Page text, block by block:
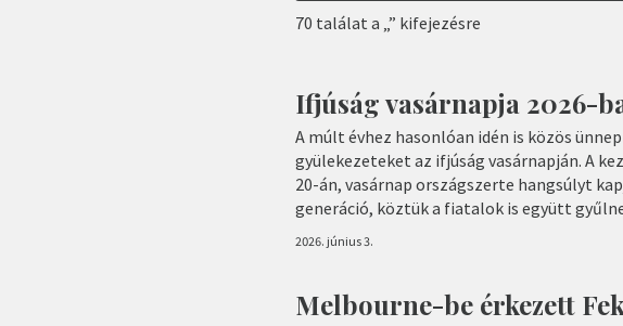
70 találat a „” kifejezésre
Ifjúság vasárnapja 2026-
A múlt évhez hasonlóan idén is közös
gyülekezeteket az ifjúság vasárnapján. A
20-án, vasárnap országszerte hangsúlyt
generáció, köztük a fiatalok is együtt
2026. június 3.
Melbourne-be érkezett